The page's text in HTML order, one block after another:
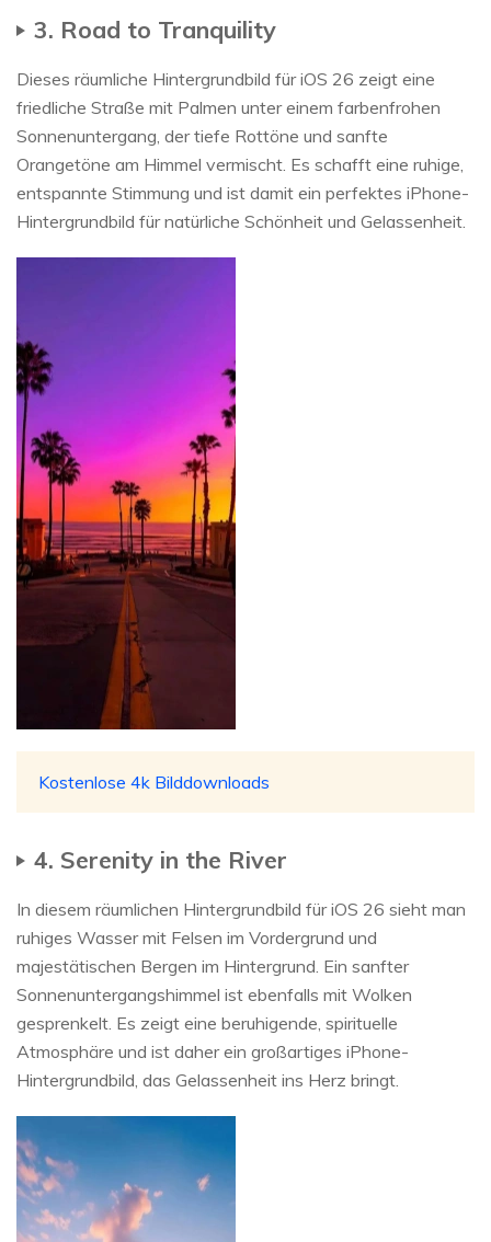
3. Road to Tranquility
Dieses räumliche Hintergrundbild für iOS 26 zeigt eine
friedliche Straße mit Palmen unter einem farbenfrohen
Sonnenuntergang, der tiefe Rottöne und sanfte
Orangetöne am Himmel vermischt. Es schafft eine ruhige,
entspannte Stimmung und ist damit ein perfektes iPhone-
Hintergrundbild für natürliche Schönheit und Gelassenheit.
Kostenlose 4k Bilddownloads
4. Serenity in the River
In diesem räumlichen Hintergrundbild für iOS 26 sieht man
ruhiges Wasser mit Felsen im Vordergrund und
majestätischen Bergen im Hintergrund. Ein sanfter
Sonnenuntergangshimmel ist ebenfalls mit Wolken
gesprenkelt. Es zeigt eine beruhigende, spirituelle
Atmosphäre und ist daher ein großartiges iPhone-
Hintergrundbild, das Gelassenheit ins Herz bringt.